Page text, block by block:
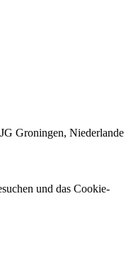
Groningen, Niederlande
und das Cookie-